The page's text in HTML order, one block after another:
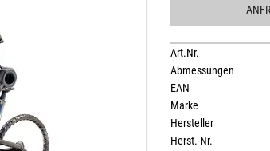
Art.Nr.
Abmessungen
EAN
Marke
Hersteller
Herst.-Nr.